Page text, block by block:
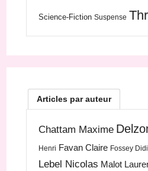
Science-Fiction Suspense
Articles par auteur
Chattam Maxime
Henri Favan Claire Fossey
Lebel Nicolas Malot